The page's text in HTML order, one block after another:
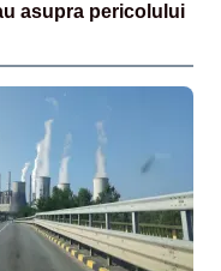
asupra pericolului